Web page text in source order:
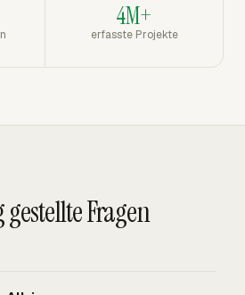
4M+
erfasste Projekte
Fragen